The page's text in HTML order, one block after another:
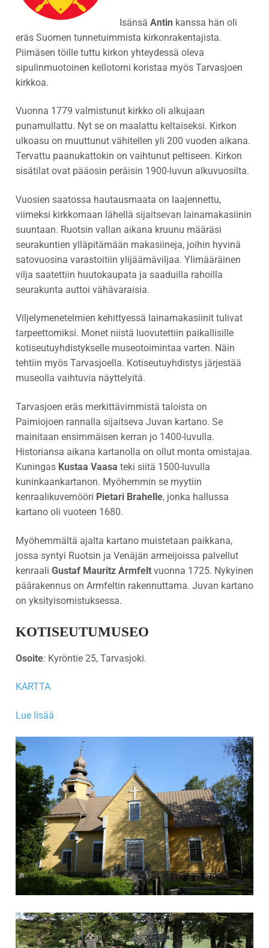
Isänsä Antin kanssa hän oli
eräs Suomen tunnetuimmista kirkonrakentajista.
Piimäsen töille tuttu kirkon yhteydessä oleva
sipulinmuotoinen kellotorni koristaa myös Tarvasjoen
kirkkoa.
Vuonna 1779 valmistunut kirkko oli alkujaan
punamullattu. Nyt se on maalattu keltaiseksi. Kirkon
ulkoasu on muuttunut vähitellen yli 200 vuoden aikana.
Tervattu paanukattokin on vaihtunut peltiseen. Kirkon
sisätilat ovat pääosin peräisin 1900-luvun alkuvuosilta.
Vuosien saatossa hautausmaata on laajennettu,
viimeksi kirkkomaan lähellä sijaitsevan lainamakasiinin
suuntaan. Ruotsin vallan aikana kruunu määräsi
seurakuntien ylläpitämään makasiineja, joihin hyvinä
satovuosina varastoitiin ylijäämäviljaa. Ylimääräinen
vilja saatettiin huutokaupata ja saaduilla rahoilla
seurakunta auttoi vähävaraisia.
Viljelymenetelmien kehittyessä lainamakasiinit tulivat
tarpeettomiksi. Monet niistä luovutettiin paikallisille
kotiseutuyhdistykselle museotoimintaa varten. Näin
tehtiin myös Tarvasjoella. Kotiseutuyhdistys järjestää
museolla vaihtuvia näyttelyitä.
Tarvasjoen eräs merkittävimmistä taloista on
Paimiojoen rannalla sijaitseva Juvan kartano. Se
mainitaan ensimmäisen kerran jo 1400-luvulla.
Historiansa aikana kartanolla on ollut monta omistajaa.
Kuningas Kustaa Vaasa teki siitä 1500-luvulla
kuninkaankartanon. Myöhemmin se myytiin
kenraalikuvernööri Pietari Brahelle, jonka hallussa
kartano oli vuoteen 1680.
Myöhemmältä ajalta kartano muistetaan paikkana,
jossa syntyi Ruotsin ja Venäjän armeijoissa palvellut
kenraali Gustaf Mauritz Armfelt vuonna 1725. Nykyinen
päärakennus on Armfeltin rakennuttama. Juvan kartano
on yksityisomistuksessa.
KOTISEUTUMUSEO
Osoite: Kyröntie 25, Tarvasjoki.
KARTTA
Lue lisää